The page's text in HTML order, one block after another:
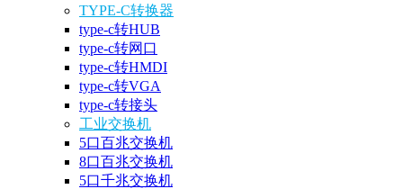
TYPE-C转换器
type-c转HUB
type-c转网口
type-c转HMDI
type-c转VGA
type-c转接头
工业交换机
5口百兆交换机
8口百兆交换机
5口千兆交换机